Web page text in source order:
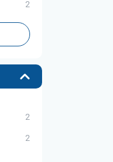
2
2
2